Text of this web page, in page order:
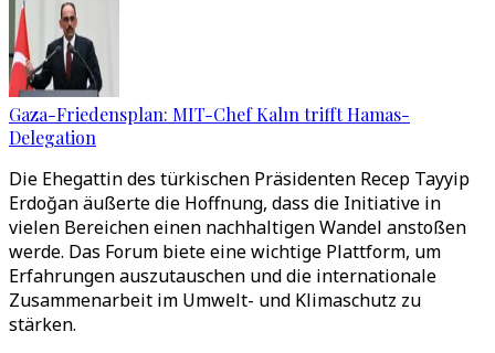
Gaza-Friedensplan: MIT-Chef Kalın trifft Hamas-
Delegation
Die Ehegattin des türkischen Präsidenten Recep Tayyip
Erdoğan äußerte die Hoffnung, dass die Initiative in
vielen Bereichen einen nachhaltigen Wandel anstoßen
werde. Das Forum biete eine wichtige Plattform, um
Erfahrungen auszutauschen und die internationale
Zusammenarbeit im Umwelt- und Klimaschutz zu
stärken.